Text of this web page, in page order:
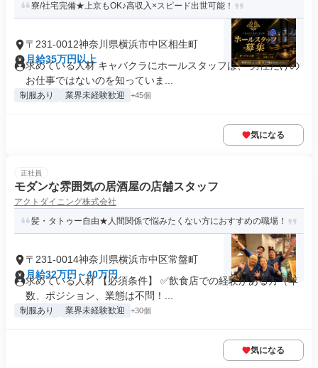
寮/社宅完備★上京もOK♪高収入×スピード出世可能！
〒231-0012神奈川県横浜市中区相生町
月給35万円以上
求めている人材 キャバクラにホールスタッフは、 男性だけの
お仕事ではないのを知っていま...
制服あり 業界未経験歓迎 +45個
気になる
正社員
モダンな雰囲気の居酒屋の店舗スタッフ
アクトダイニング株式会社
髪・タトゥー自由★人間関係で悩みたくない方におすすめの職場！
〒231-0014神奈川県横浜市中区常盤町
月給32万円～40万円
求めている人材 【必須条件】 ✅飲食店での経験がある方（年
数、ポジション、業態は不問！...
制服あり 業界未経験歓迎 +30個
気になる